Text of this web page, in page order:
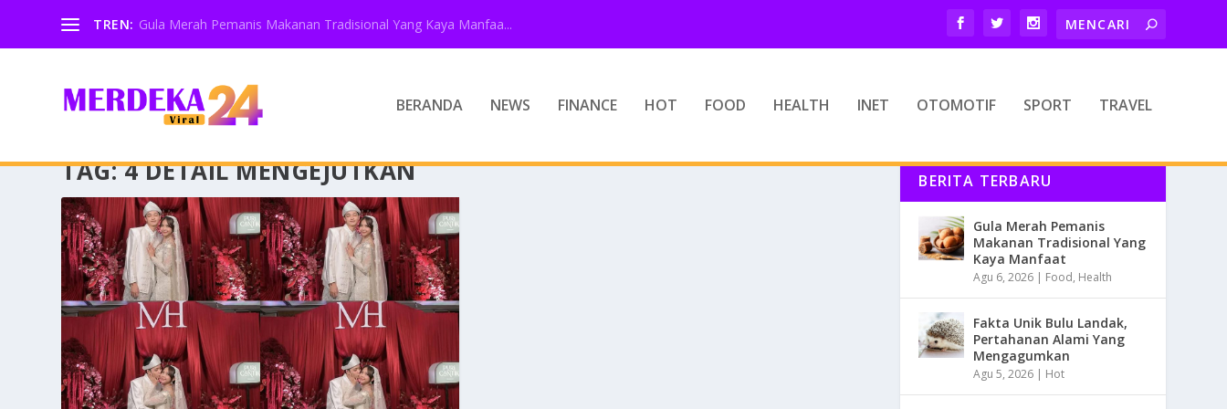
TREN: Gula Merah Pemanis Makanan Tradisional Yang Kaya Manfaa...
BERANDA NEWS FINANCE HOT FOOD HEALTH INET OTOMOTIF SPORT TRAVEL
TAG:4 DETAIL MENGEJUTKAN BERITA TERBARU
Gula Merah Pemanis
Makanan Tradisional Yang
Kaya Manfaat
Agu 6, 2026 | Food, Health
Fakta Unik Bulu Landak,
Pertahanan Alami Yang
Mengagumkan
Agu 5, 2026 | Hot